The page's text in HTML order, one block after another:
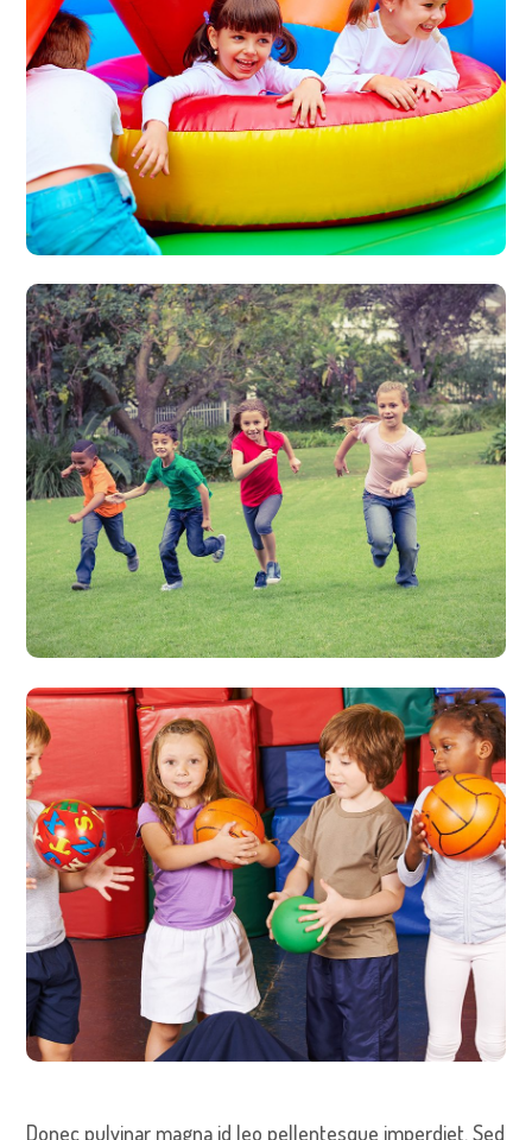
Donec pulvinar magna id leo pellentesque imperdiet. Sed